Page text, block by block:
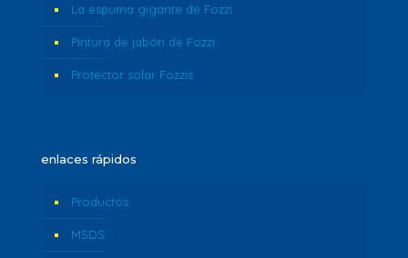
La espuma gigante de Fozzi
Pintura de jabón de Fozzi
Protector solar Fozzis
enlaces rápidos
Productos
MSDS